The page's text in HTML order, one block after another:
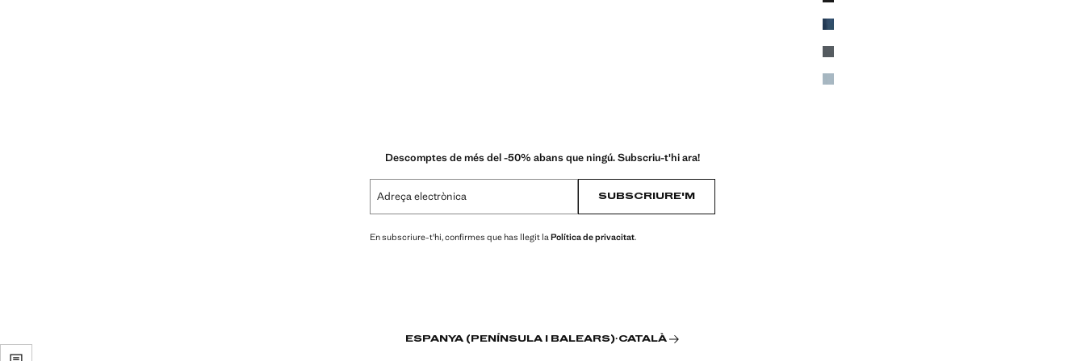
Descomptes de més del -50% abans que ningú. Subscriu-t'hi ara!
Adreça electrònica SUBSCRIURE'M
En subscriure-t'hi, confirmes que has llegit la Política de privacitat.
ESPANYA (PENÍNSULA I BALEARS)·CATALÀ